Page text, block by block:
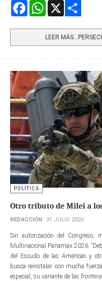
FacebookWhatsApp
LEER
POLÍTICA
Otro tributo de Milei a
REDACCIÓN 31 JULIO 2026
Sin autorización del Congreso,
Multinacional Panamax 2026.
del Escudo de las Américas y
busca reinstalar con mucha
especial, su variante de las